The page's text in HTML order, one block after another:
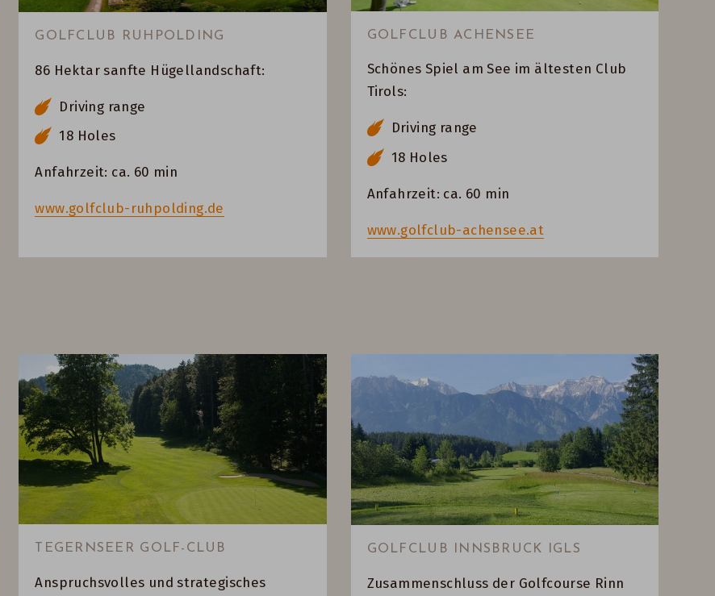
GOLFCLUB RUHPOLDING
86 Hektar sanfte Hügellandschaft:
Driving range
18 Holes
Anfahrzeit: ca. 60 min
www.golfclub-ruhpolding.de
GOLFCLUB ACHENSEE
Schönes Spiel am See im ältesten Club
Tirols:
Driving range
18 Holes
Anfahrzeit: ca. 60 min
www.golfclub-achensee.at
TEGERNSEER GOLF-CLUB
Anspruchsvolles und strategisches
GOLFCLUB INNSBRUCK IGLS
Zusammenschluss der Golfcourse Rinn